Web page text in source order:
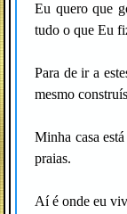
Eu quero que
tudo o que Eu
Para de ir a
mesmo
Minha casa
praias.
Aí é onde eu